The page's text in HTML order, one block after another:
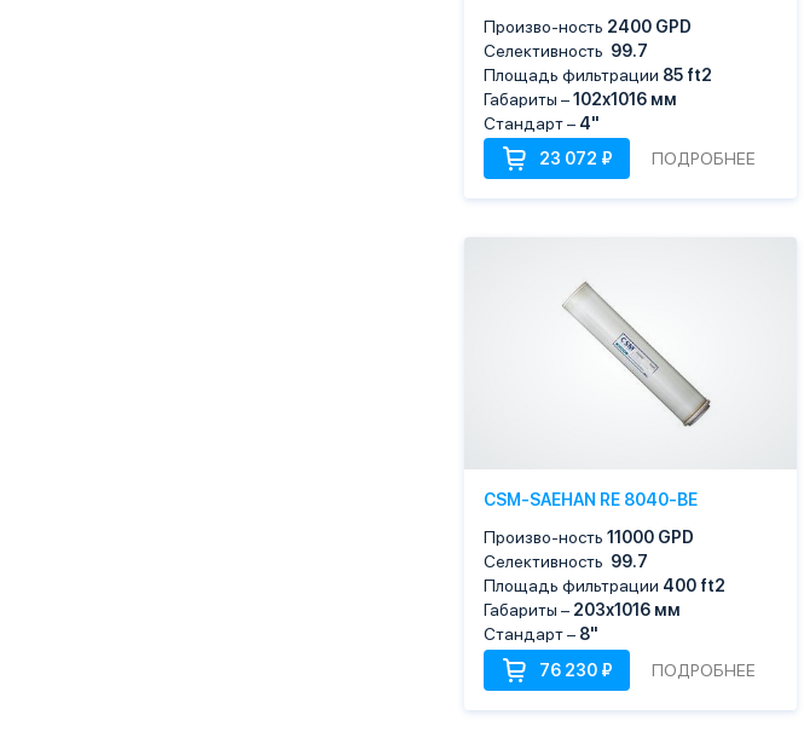
Произво-ность 2400 GPD
Селективность 99.7
Площадь фильтрации 85 ft2
Габариты –102х1016 мм
Стандарт – 4"
ПОДРОБНЕЕ
CSM-SAEHAN RE 8040-BE
Произво-ность 11000 GPD
Селективность 99.7
Площадь фильтрации 400 ft2
Габариты – 203х1016 мм
Стандарт – 8"
ПОДРОБНЕЕ